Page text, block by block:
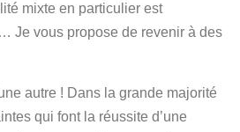
mixte en particulier est
Je vous propose de revenir à des
autre ! Dans la grande majorité
qui font la réussite d’une